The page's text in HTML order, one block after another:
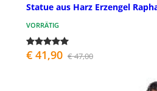
Statue aus Harz Erzengel
VORRÄTIG
€ 41,90 € 47,00